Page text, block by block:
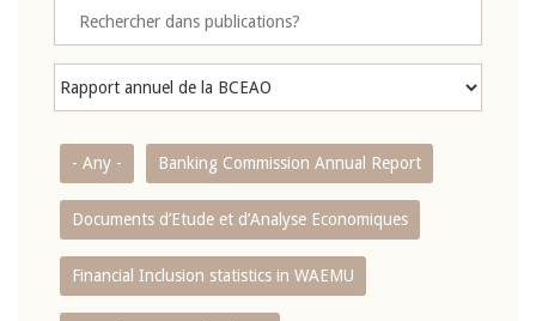
- Any - Banking Commission Annual Report
Documents d’Etude et d’Analyse Economiques
Financial Inclusion statistics in WAEMU